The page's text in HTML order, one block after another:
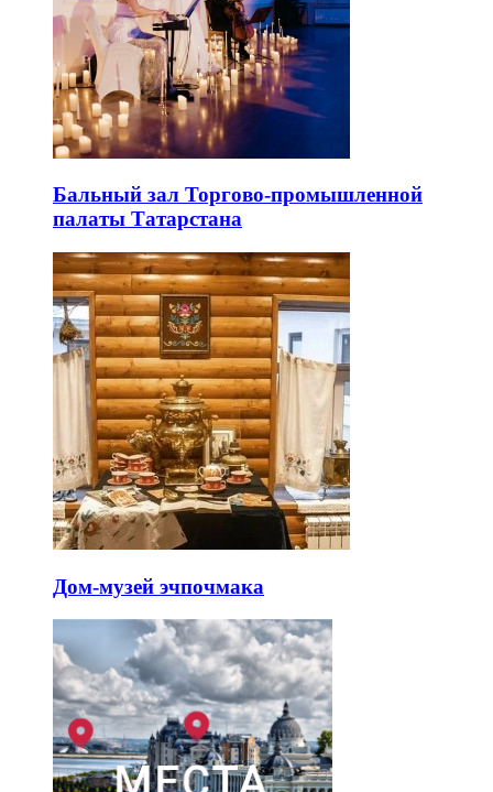
Бальный зал Торгово-промышленной
палаты Татарстана
Дом-музей эчпочмака